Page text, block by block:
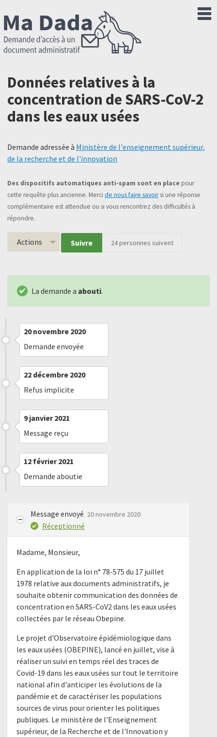
Données relatives à la
concentration de SARS-CoV-2
dans les eaux usées
Demande adressée à Ministère de l'enseignement supérieur,
de la recherche et de l'innovation
Des dispositifs automatiques anti-spam sont en place pour
cette requête plus ancienne. Merci de nous faire savoirsi une réponse
complémentaire est attendue ou si vous rencontrez des difficultés à
répondre.
Actions Suivre 24personnes suivent
La demande a abouti.
20 novembre 2020
Demande envoyée
22 décembre 2020
Refus implicite
9 janvier 2021
Message reçu
12 février 2021
Demande aboutie
Message envoyé 20 novembre 2020
Réceptionné
Madame, Monsieur,
En application de la loi n° 78-575 du 17 juillet
1978 relative aux documents administratifs, je
souhaite obtenir communication des données de
concentration en SARS-CoV2 dans les eaux usées
collectées par le réseau Obepine.
Le projet d'Observatoire épidémiologique dans
les eaux usées (OBEPINE), lancé en juillet, vise à
réaliser un suivi en temps réel des traces de
Covid-19 dans les eaux usées sur tout le territoire
national afin d'anticiper les évolutions de la
pandémie et de caractériser les populations
sources de virus pour orienter les politiques
publiques. Le ministère de l'Enseignement
supérieur, de la Recherche et de l'Innovation y